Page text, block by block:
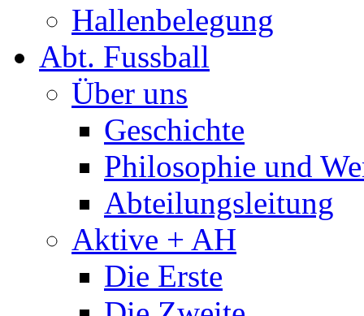
Hallenbelegung
Abt. Fussball
Über uns
Geschichte
Philosophie und
Abteilungsleitung
Aktive + AH
Die Erste